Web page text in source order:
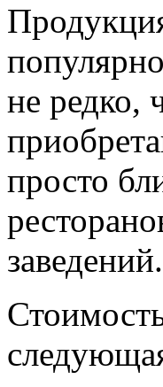
не редко,
просто
заведений.